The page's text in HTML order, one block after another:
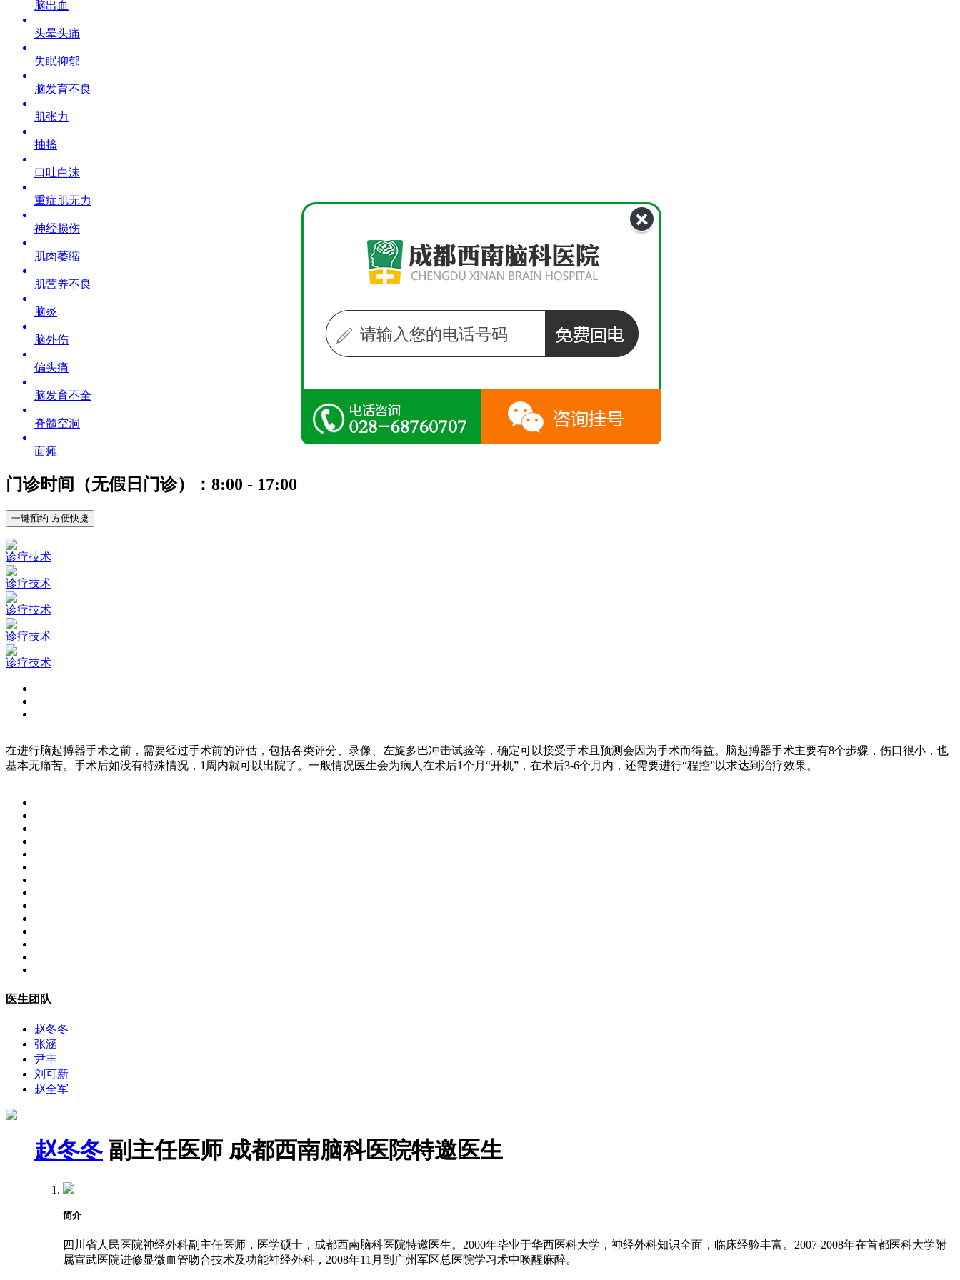
脑出血
头晕头痛
失眠抑郁
脑发育不良
肌张力
抽搐
口吐白沫
重症肌无力
神经损伤
肌肉萎缩
肌营养不良
脑炎
脑外伤
偏头痛
脑发育不全
脊髓空洞
面瘫
门诊时间（无假日门诊）：8:00 - 17:00
一键预约 方便快捷
诊疗技术
诊疗技术
诊疗技术
诊疗技术
诊疗技术
在进行脑起搏器手术之前，需要经过手术前的评估，包括各类评分、录像、左旋多巴冲击试验等，确定可以接受手术且预测会因为手术而得益。脑起搏器手术主要有8个步骤，伤口很小，也
基本无痛苦。手术后如没有特殊情况，1周内就可以出院了。一般情况医生会为病人在术后1个月“开机”，在术后3-6个月内，还需要进行“程控”以求达到治疗效果。
医生团队
赵冬冬
张涵
尹丰
刘可新
赵全军
赵冬冬 副主任医师 成都西南脑科医院特邀医生
简介
四川省人民医院神经外科副主任医师，医学硕士，成都西南脑科医院特邀医生。2000年毕业于华西医科大学，神经外科知识全面，临床经验丰富。2007-2008年在首都医科大学附
属宣武医院进修显微血管吻合技术及功能神经外科，2008年11月到广州军区总医院学习术中唤醒麻醉。